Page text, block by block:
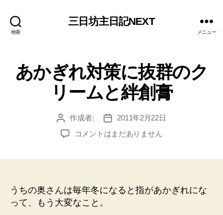
検索
三日坊主日記NEXT
メニュー
あかぎれ対策に抜群のク
リームと絆創膏
投
稿
者
作成者:
投
稿
日
2011年2月22日
あ
策
に
抜
コメントはまだありません
うちの奥さんは毎年冬になると指があかぎれにな
って、もう大変なこと。